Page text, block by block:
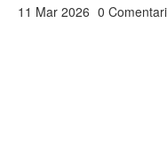
11 Mar 2026 0